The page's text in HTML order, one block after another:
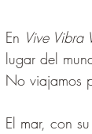
En Vive Vibra
lugar del
No viajamos
El mar, con